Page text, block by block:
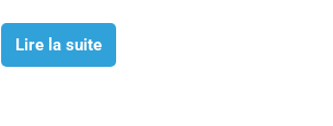
Lire la suite